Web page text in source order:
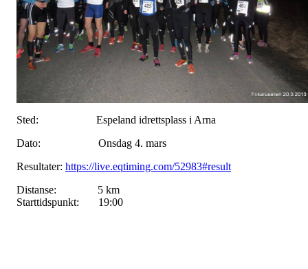
Sted: Espeland idrettsplass i Arna
Dato: Onsdag 4. mars
Resultater: https://live.eqtiming.com/52983#result
Distanse: 5 km
Starttidspunkt: 19:00